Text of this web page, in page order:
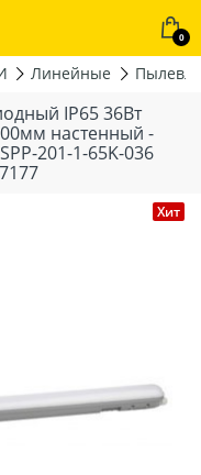
0
Линейные
IP65 36Вт
настенный -
201-1-65K-036
Хит